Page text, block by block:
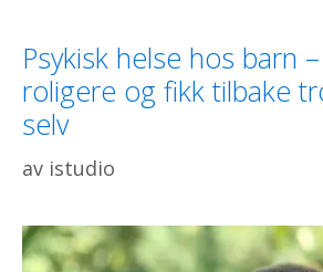
Psykisk helse hos barn
roligere og fikk tilbake
selv
av istudio